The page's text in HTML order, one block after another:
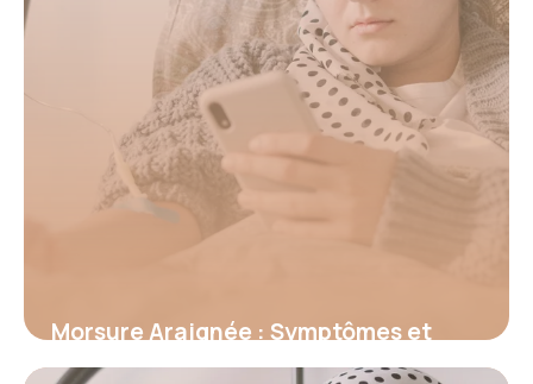
Morsure Araignée : Symptômes et
Premiers Secours